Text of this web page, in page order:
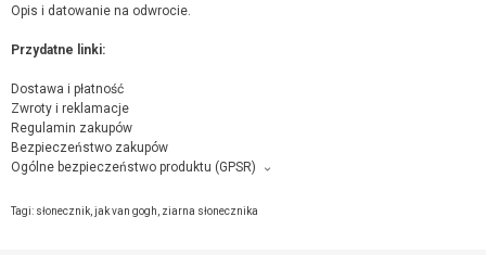
Opis i datowanie na odwrocie.
Przydatne linki:
Dostawa i płatność
Zwroty i reklamacje
Regulamin zakupów
Bezpieczeństwo zakupów
Ogólne bezpieczeństwo produktu (GPSR)
Paula Pasik, Jana Husa 18A/315 , 03-153 Warszawa,
sprzedającym
Tagi: słonecznik jak van gogh ziarna słonecznika